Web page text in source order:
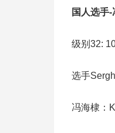
国人选手
级别32:
选手
冯海棣：